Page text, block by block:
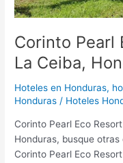
Corinto Pearl
La Ceiba,
Hoteles en Honduras,
Honduras / Hoteles
Corinto Pearl Eco
Honduras, busque
Corinto Pearl Eco